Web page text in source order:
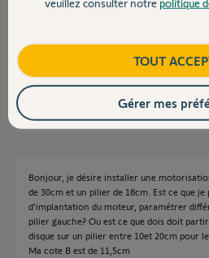
Contact
Il faudra une cale sous la patte au battant
il y a presque 2 ans
Bonjour, je désire installer une
de 30cm et un pilier de 18cm. Est ce que je
d’implantation du moteur, paramétrer
pilier gauche? Ou est ce que dois doit
disque sur un pilier entre 10et 20cm pour
Ma cote B est de 11,5cm
TOUT
Gérer mes